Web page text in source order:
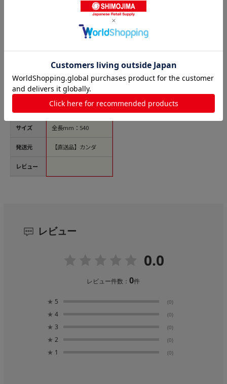
サイズ
発送元
レビュー
鯨かぎ 54cm 1個（ご
品】
￥4,596
全長mm：540
【直送品】カンダ
レビュー
0.0
レビュー件数：0件
★ 5 (0)
★ 4 (0)
★ 3 (0)
★ 2 (0)
★ 1 (0)